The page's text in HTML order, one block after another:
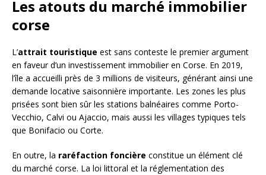
Les atouts du marché immobilier
corse
L’attrait touristique est sans conteste le premier argument
en faveur d’un investissement immobilier en Corse. En 2019,
l’île a accueilli près de 3 millions de visiteurs, générant ainsi une
demande locative saisonnière importante. Les zones les plus
prisées sont bien sûr les stations balnéaires comme Porto-
Vecchio, Calvi ou Ajaccio, mais aussi les villages typiques tels
que Bonifacio ou Corte.
En outre, la raréfaction foncière constitue un élément clé
du marché corse. La loi littoral et la réglementation des